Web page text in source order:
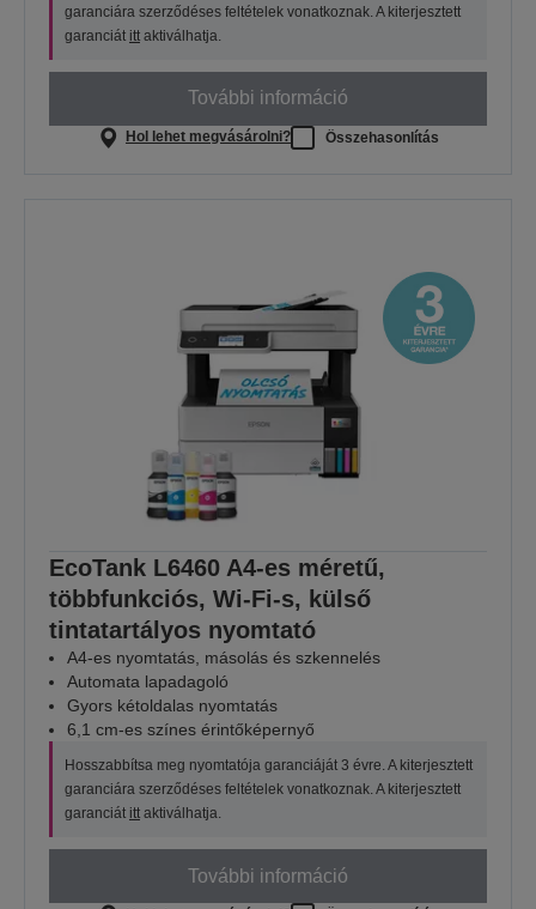
garanciára szerződéses feltételek vonatkoznak. A kiterjesztett
garanciát itt aktiválhatja.
További információ
Hol lehet megvásárolni? Összehasonlítás
EcoTank L6460 A4-es méretű,
többfunkciós, Wi-Fi-s, külső
tintatartályos nyomtató
A4-es nyomtatás, másolás és szkennelés
Automata lapadagoló
Gyors kétoldalas nyomtatás
6,1 cm-es színes érintőképernyő
Hosszabbítsa meg nyomtatója garanciáját 3 évre. A kiterjesztett
garanciára szerződéses feltételek vonatkoznak. A kiterjesztett
garanciát itt aktiválhatja.
További információ